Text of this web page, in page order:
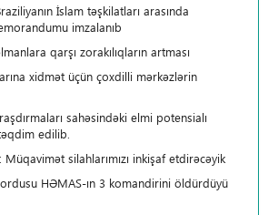
İslam təşkilatları arasında
imzalanıb
qarşı zorakılıqların artması
xidmət üçün çoxdilli mərkəzlərin
sahəsindəki elmi potensialı
edilib.
Müqavimət silahlarımızı inkişaf etdirəcəyik
HƏMAS-ın 3 komandirini öldürdüyü